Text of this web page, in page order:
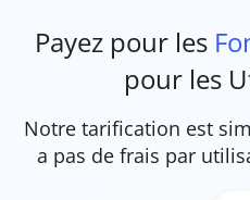
Payez pour les
pour les
Notre tarification est
a pas de frais par